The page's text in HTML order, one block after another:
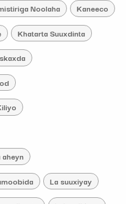
Noolaha Kaneeco
Khatarta Suuxdinta
La suuxiyay